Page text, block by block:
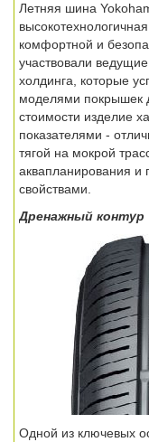
Летняя шина
комфортной и
участвовали
холдинга, которые
моделями покрышек
стоимости изделие
показателями -
тягой на мокрой
аквапланирования и
свойствами.
Дренажный контур
Одной из ключевых